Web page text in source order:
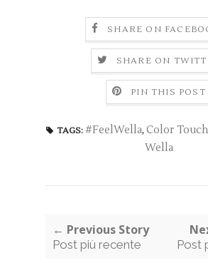
SHARE ON
SHARE ON
PIN THIS POST
TAGS: #FeelWella, Color Touch
Wella
← Previous Story
Post più recente Post